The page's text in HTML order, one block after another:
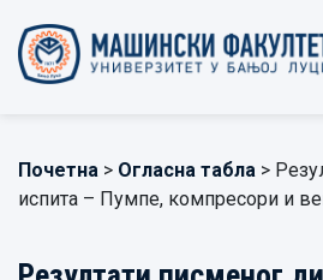
Почетна > Огласна табла >
испита – Пумпе, компресори и